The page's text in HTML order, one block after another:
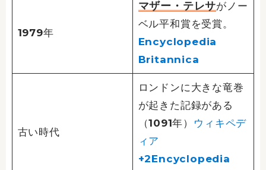
1979年
マザー・テレサがノー
ベル平和賞を受賞。
Encyclopedia
Britannica
古い時代
ロンドンに大きな竜巻
が起きた記録がある
（1091年） ウィキペデ
ィア
+2Encyclopedia